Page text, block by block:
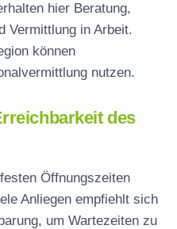
hier Beratung,
Vermittlung in Arbeit.
können
nutzen.
des
Öffnungszeiten
Anliegen empfiehlt sich
um Wartezeiten zu